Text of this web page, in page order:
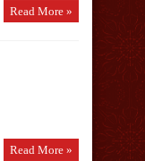
Read More »
Read More »